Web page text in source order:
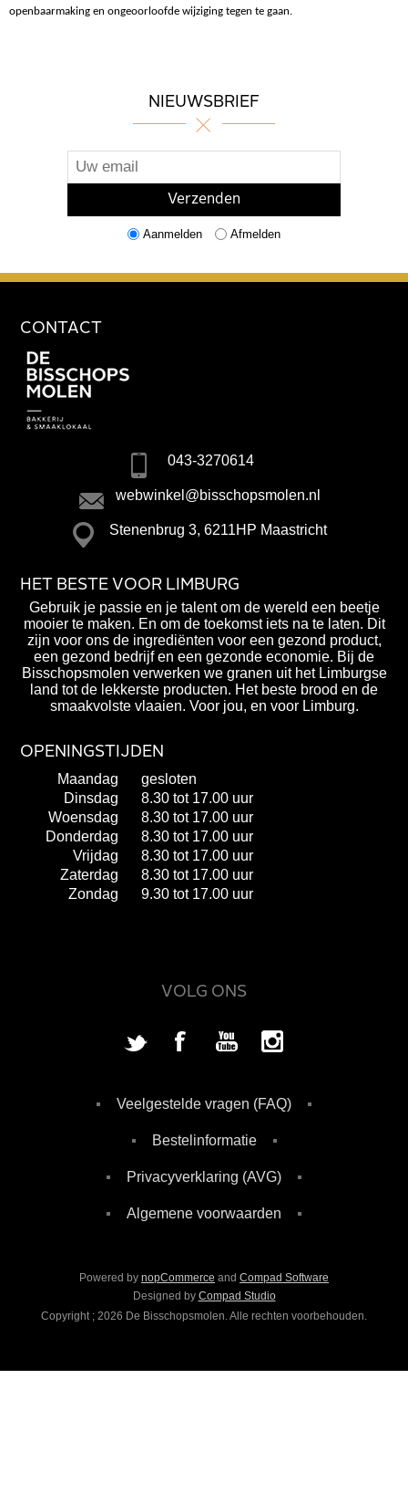
openbaarmaking en ongeoorloofde wijziging tegen te gaan.
NIEUWSBRIEF
Aanmelden Afmelden
CONTACT
043-3270614
webwinkel@bisschopsmolen.nl
Stenenbrug 3, 6211HP Maastricht
HET BESTE VOOR LIMBURG
Gebruik je passie en je talent om de wereld een beetje
mooier te maken. En om de toekomst iets na te laten. Dit
zijn voor ons de ingrediënten voor een gezond product,
een gezond bedrijf en een gezonde economie. Bij de
Bisschopsmolen verwerken we granen uit het Limburgse
land tot de lekkerste producten. Het beste brood en de
smaakvolste vlaaien. Voor jou, en voor Limburg.
OPENINGSTIJDEN
Maandag
gesloten
Dinsdag
8.30 tot 17.00 uur
Woensdag
8.30 tot 17.00 uur
Donderdag
8.30 tot 17.00 uur
Vrijdag
8.30 tot 17.00 uur
Zaterdag
8.30 tot 17.00 uur
Zondag
9.30 tot 17.00 uur
VOLG ONS
Veelgestelde vragen (FAQ)
Bestelinformatie
Privacyverklaring (AVG)
Algemene voorwaarden
Powered by nopCommerce and Compad Software
Designed by Compad Studio
Copyright ; 2026 De Bisschopsmolen. Alle rechten voorbehouden.